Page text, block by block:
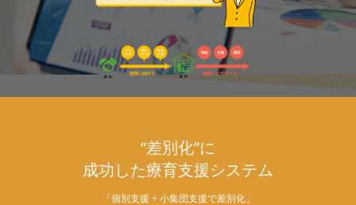
“差別化”に
成功した療育支援システム
「個別支援 + 小集団支援で差別化」